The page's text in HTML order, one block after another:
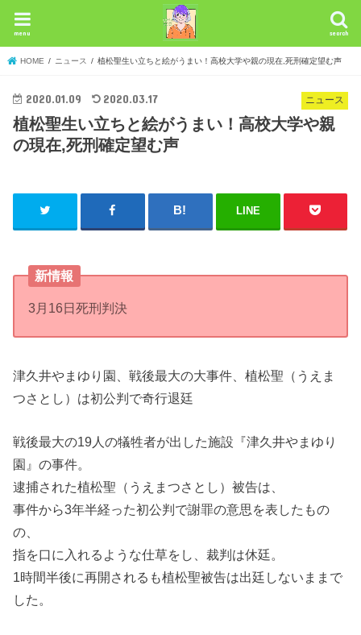
search
menu
HOME ニュース 植松聖生い立ちと絵がうまい！高校大学や親の現在,死刑確定望む声
ニュース
2020.01.09 2020.03.17
植松聖生い立ちと絵がうまい！高校大学や親
の現在,死刑確定望む声
LINE
新情報
3月16日死刑判決
津久井やまゆり園、戦後最大の大事件、植松聖（うえま
つさとし）は初公判で奇行退廷
戦後最大の19人の犠牲者が出した施設『津久井やまゆり
園』の事件。
逮捕された植松聖（うえまつさとし）被告は、
事件から3年半経った初公判で謝罪の意思を表したもの
の、
指を口に入れるような仕草をし、裁判は休廷。
1時間半後に再開されるも植松聖被告は出廷しないままで
した。